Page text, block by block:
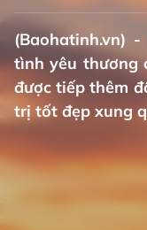
(Baohatinh.vn)
tình yêu thương
được tiếp thêm
trị tốt đẹp xung